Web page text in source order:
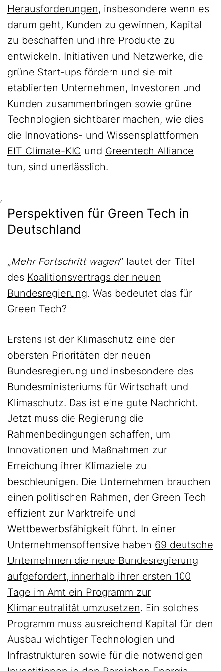
Herausforderungen, insbesondere wenn es
darum geht, Kunden zu gewinnen, Kapital
zu beschaffen und ihre Produkte zu
entwickeln. Initiativen und Netzwerke, die
grüne Start-ups fördern und sie mit
etablierten Unternehmen, Investoren und
Kunden zusammenbringen sowie grüne
Technologien sichtbarer machen, wie dies
die Innovations- und Wissensplattformen
EIT Climate-KIC und Greentech Alliance
tun, sind unerlässlich.
,
Perspektiven für Green Tech in
Deutschland
„Mehr Fortschritt wagen“ lautet der Titel
des Koalitionsvertrags der neuen
Bundesregierung. Was bedeutet das für
Green Tech?
Erstens ist der Klimaschutz eine der
obersten Prioritäten der neuen
Bundesregierung und insbesondere des
Bundesministeriums für Wirtschaft und
Klimaschutz. Das ist eine gute Nachricht.
Jetzt muss die Regierung die
Rahmenbedingungen schaffen, um
Innovationen und Maßnahmen zur
Erreichung ihrer Klimaziele zu
beschleunigen. Die Unternehmen brauchen
einen politischen Rahmen, der Green Tech
effizient zur Marktreife und
Wettbewerbsfähigkeit führt. In einer
Unternehmensoffensive haben 69 deutsche
Unternehmen die neue Bundesregierung
aufgefordert, innerhalb ihrer ersten 100
Tage im Amt ein Programm zur
Klimaneutralität umzusetzen. Ein solches
Programm muss ausreichend Kapital für den
Ausbau wichtiger Technologien und
Infrastrukturen sowie für die notwendigen